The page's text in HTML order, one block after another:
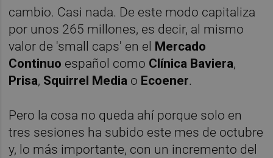
cambio. Casi nada. De este modo capitaliza
por unos 265 millones, es decir, al mismo
valor de 'small caps' en el Mercado
Continuo español como Clínica Baviera,
Prisa, Squirrel Media o Ecoener.
Pero la cosa no queda ahí porque solo en
tres sesiones ha subido este mes de octubre
y, lo más importante, con un incremento del